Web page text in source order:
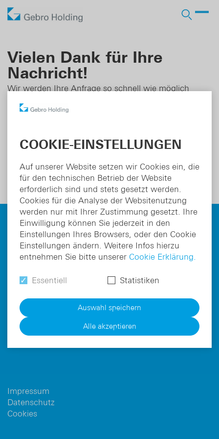
Firmengruppe
International
Vielen Dank für Ihre
Nachricht!
Wir werden Ihre Anfrage so schnell wie möglich
Bahnhofbichl 13
A-6391 Fieberbrunn
Tel.:+43 5354 5300-0
Fax: DW 2710
Impressum
Datenschutz
Cookies
COOKIE-EINSTELLUNGEN
Auf unserer Website setzen wir Cookies ein, die
für den technischen Betrieb der Website
erforderlich sind und stets gesetzt werden.
Cookies für die Analyse der Websitenutzung
werden nur mit Ihrer Zustimmung gesetzt. Ihre
Einwilligung können Sie jederzeit in den
Einstellungen Ihres Browsers, oder den Cookie
Einstellungen ändern. Weitere Infos hierzu
entnehmen Sie bitte unserer Cookie Erklärung.
Essentiell Statistiken
Auswahl speichern
Alle akzeptieren